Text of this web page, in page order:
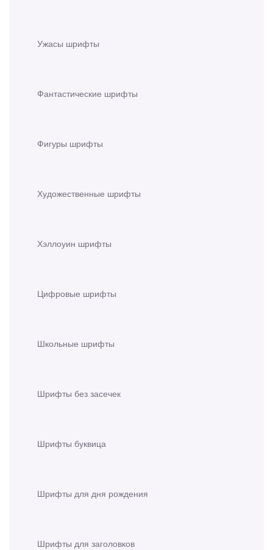
Ужасы шрифты
Фантастические шрифты
Фигуры шрифты
Художественные шрифты
Хэллоуин шрифты
Цифровые шрифты
Школьные шрифты
Шрифты без засечек
Шрифты буквица
Шрифты для дня рождения
Шрифты для заголовков